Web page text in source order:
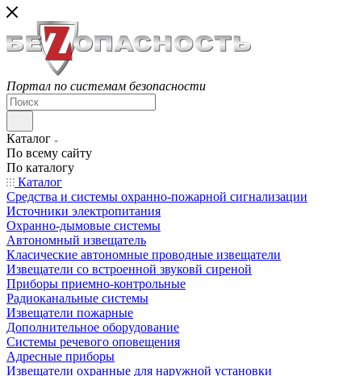
Портал по системам безопасности
Каталог
По всему сайту
По каталогу
Каталог
Средства и системы охранно-пожарной сигнализации
Источники электропитания
Охранно-дымовые системы
Автономный извещатель
Класические автономные проводные извещатели
Извещатели со встроенной звуковй сиреной
Приборы приемно-контрольные
Радиоканальные системы
Извещатели пожарные
Дополнительное оборудование
Системы речевого оповещения
Адресные приборы
Извещатели охранные для наружной установки